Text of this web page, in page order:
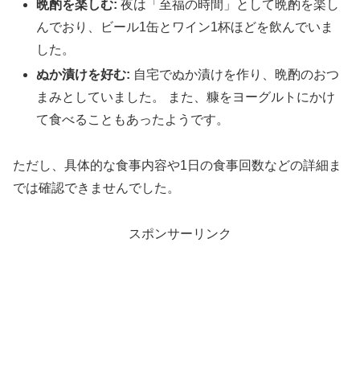
晩酌を楽しむ: 夜は「至福の時間」として晩酌を楽し
んでおり、ビール1缶とワイン1杯ほどを飲んでいま
した。
ぬか漬けを好む: 自宅でぬか漬けを作り、晩酌のおつ
まみとしていました。 また、糠をヨーグルトにかけ
て食べることもあったようです。
ただし、具体的な食事内容や1日の食事回数などの詳細ま
では確認できませんでした。
スポンサーリンク